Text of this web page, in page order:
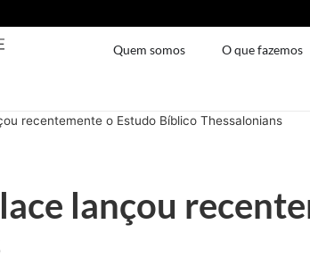
Quem somos O que fazemos
recentemente o Estudo Bíblico Thessalonians
lançou